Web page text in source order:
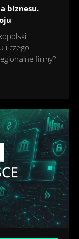
biznesu.
i czego
firmy?